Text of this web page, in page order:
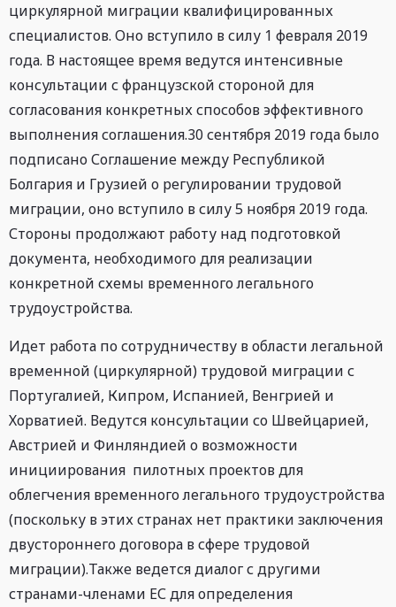
циркулярной миграции квалифицированных
специалистов. Оно вступило в силу 1 февраля 2019
года. В настоящее время ведутся интенсивные
консультации с французской стороной для
согласования конкретных способов эффективного
выполнения соглашения.30 сентября 2019 года было
подписано Соглашение между Республикой
Болгария и Грузией о регулировании трудовой
миграции, оно вступило в силу 5 ноября 2019 года.
Стороны продолжают работу над подготовкой
документа, необходимого для реализации
конкретной схемы временного легального
трудоустройства.
Идет работа по сотрудничеству в области легальной
временной (циркулярной) трудовой миграции с
Португалией, Кипром, Испанией, Венгрией и
Хорватией. Ведутся консультации со Швейцарией,
Австрией и Финляндией о возможности
инициирования пилотных проектов для
облегчения временного легального трудоустройства
(поскольку в этих странах нет практики заключения
двустороннего договора в сфере трудовой
миграции).Также ведется диалог с другими
странами-членами ЕС для определения